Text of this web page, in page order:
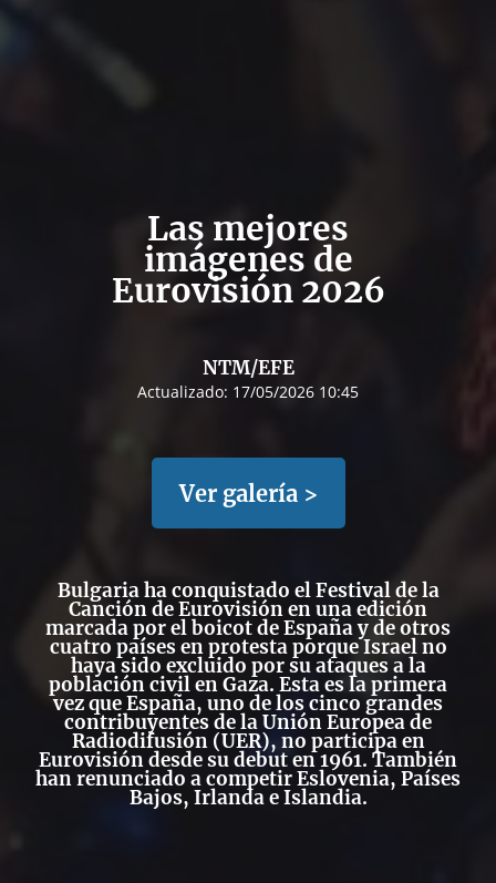
Las mejores
imágenes de
Eurovisión 2026
NTM/EFE
Actualizado: 17/05/2026 10:45
Ver galería >
Bulgaria ha conquistado elFestival de la
Canción deEurovisiónen una edición
marcada por el boicot deEspañay de otros
cuatro países en protesta porqueIsraelno
haya sido excluido por su ataques a la
población civil en Gaza. Esta es la primera
vez queEspaña, uno de los cinco grandes
contribuyentes de laUnión Europea de
Radiodifusión (UER), no participa en
Eurovisión desde su debut en 1961. También
han renunciado a competirEslovenia, Países
Bajos, IrlandaeIslandia.